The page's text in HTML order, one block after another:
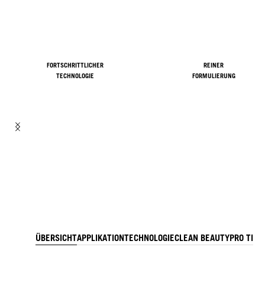
FORTSCHRITTLICHER
TECHNOLOGIE
REINER
FORMULIERUNG
ÜBERSICHTAPPLIKATIONTECHNOLOGIECLEAN BEAUTYPRO TIPP